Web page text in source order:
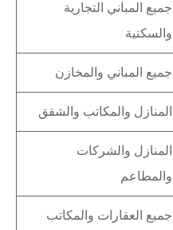
جميع المباني التجارية
والسكنية
جميع المباني والمخازن
المنازل والمكاتب والشقق
المنازل والشركات
والمطاعم
جميع العقارات والمكاتب